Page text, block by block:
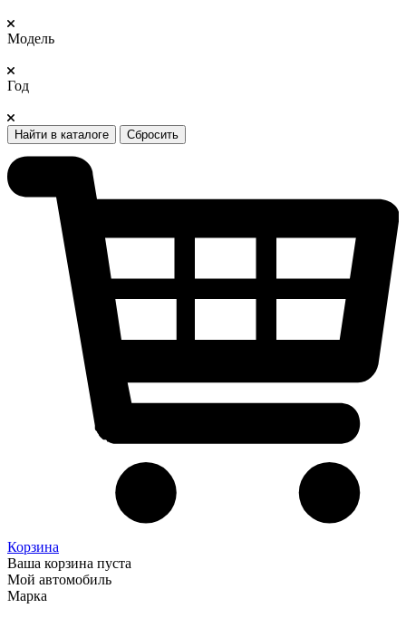
Модель
Год
Найти в каталоге Сбросить
Корзина
Ваша корзина пуста
Мой автомобиль
Марка